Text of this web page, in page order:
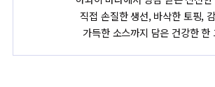
직접 손질한 생선, 바삭한 토핑,
가득한 소스까지 담은 건강한 한